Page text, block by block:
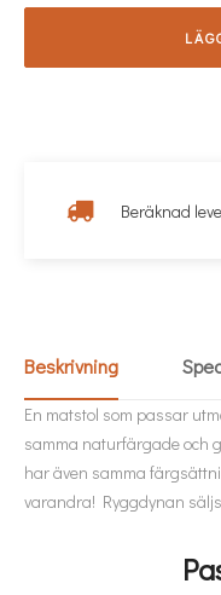
Beräknad
Beskrivning
En matstol som passar
samma naturfärgade och
har även samma
varandra! Ryggdynan